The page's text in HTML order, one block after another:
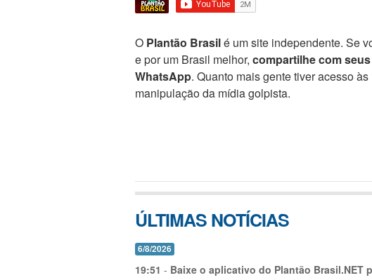
O Plantão Brasilé um site independente. Se
e por um Brasil melhor, compartilhe com
WhatsApp. Quanto mais gente tiver acesso
manipulação da mídia golpista.
ÚLTIMAS NOTÍCIAS
6/8/2026
19:51 - Baixe o aplicativo do Plantão Brasil.NET